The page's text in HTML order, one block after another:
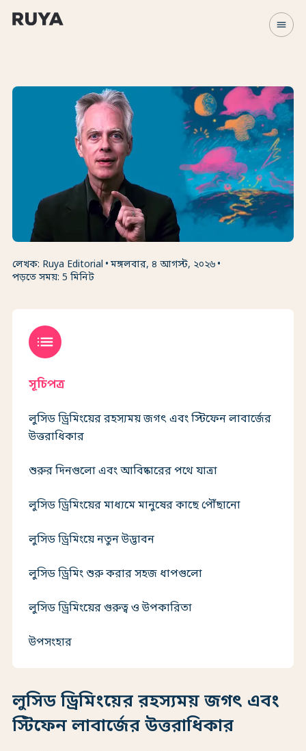
menu
লেখক: Ruya Editorial
মঙ্গলবার, ৪ আগস্ট, ২০২৬
পড়তে সময়: 5 মিনিট
লুসিড ড্রিমিংয়ের রহস্যময় জগৎ এবং
স্টিফেন লাবার্জের উত্তরাধিকার
list
সূচিপত্র
লুসিড ড্রিমিংয়ের রহস্যময় জগৎ এবং স্টিফেন লাবার্জের
উত্তরাধিকার
শুরুর দিনগুলো এবং আবিষ্কারের পথে যাত্রা
লুসিড ড্রিমিংয়ের মাধ্যমে মানুষের কাছে পৌঁছানো
লুসিড ড্রিমিংয়ে নতুন উদ্ভাবন
লুসিড ড্রিমিং শুরু করার সহজ ধাপগুলো
লুসিড ড্রিমিংয়ের গুরুত্ব ও উপকারিতা
উপসংহার